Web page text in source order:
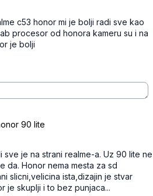
c53 honor mi je bolji radi sve kao
procesor od honora kameru su i na
je bolji
90 lite
sve je na strani realme-a. Uz 90 lite ne
da. Honor nema mesta za sd
slicni,velicina ista,dizajin je stvar
je skuplji i to bez punjaca...